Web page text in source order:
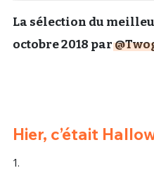
La sélection du
octobre 2018 par
Hier, c’était
1.